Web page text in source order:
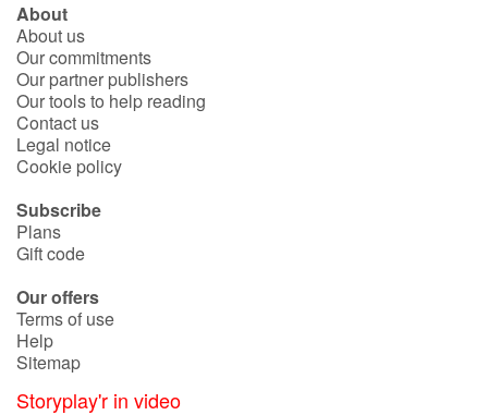
About
About us
Our commitments
Our partner publishers
Our tools to help reading
Contact us
Legal notice
Cookie policy
Subscribe
Plans
Gift code
Our offers
Terms of use
Help
Sitemap
Storyplay'r in video